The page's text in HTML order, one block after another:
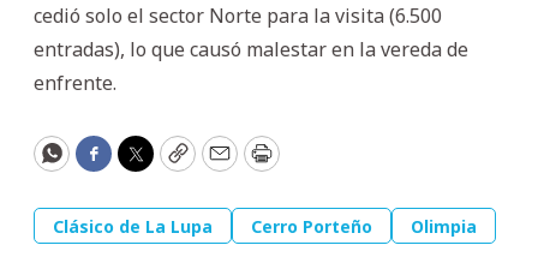
cedió solo el sector Norte para la visita (6.500
entradas), lo que causó malestar en la vereda de
enfrente.
WhatsApp
Facebook
Twitter
CopyEmailPrint
Clásico de La Lupa Cerro Porteño Olimpia